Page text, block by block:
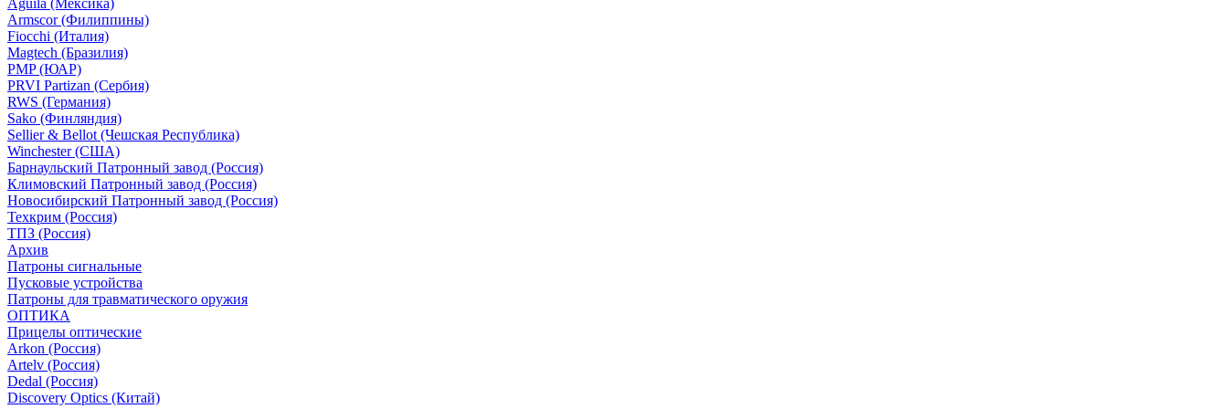
Aguila (Мексика)
Armscor (Филиппины)
Fiocchi (Италия)
Magtech (Бразилия)
PMP (ЮАР)
PRVI Partizan (Сербия)
RWS (Германия)
Sako (Финляндия)
Sellier & Bellot (Чешская Республика)
Winchester (США)
Барнаульский Патронный завод (Россия)
Климовский Патронный завод (Россия)
Новосибирский Патронный завод (Россия)
Техкрим (Россия)
ТПЗ (Россия)
Архив
Патроны сигнальные
Пусковые устройства
Патроны для травматического оружия
ОПТИКА
Прицелы оптические
Arkon (Россия)
Artelv (Россия)
Dedal (Россия)
Discovery Optics (Китай)